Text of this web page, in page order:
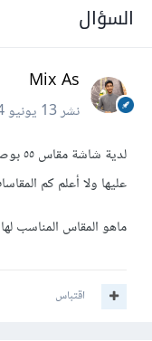
السؤال
Mix As
نشر13 يونيو 2024
لدية
عليها ولا أعلم كم
ماهو المقاس المناسب
اقتباس